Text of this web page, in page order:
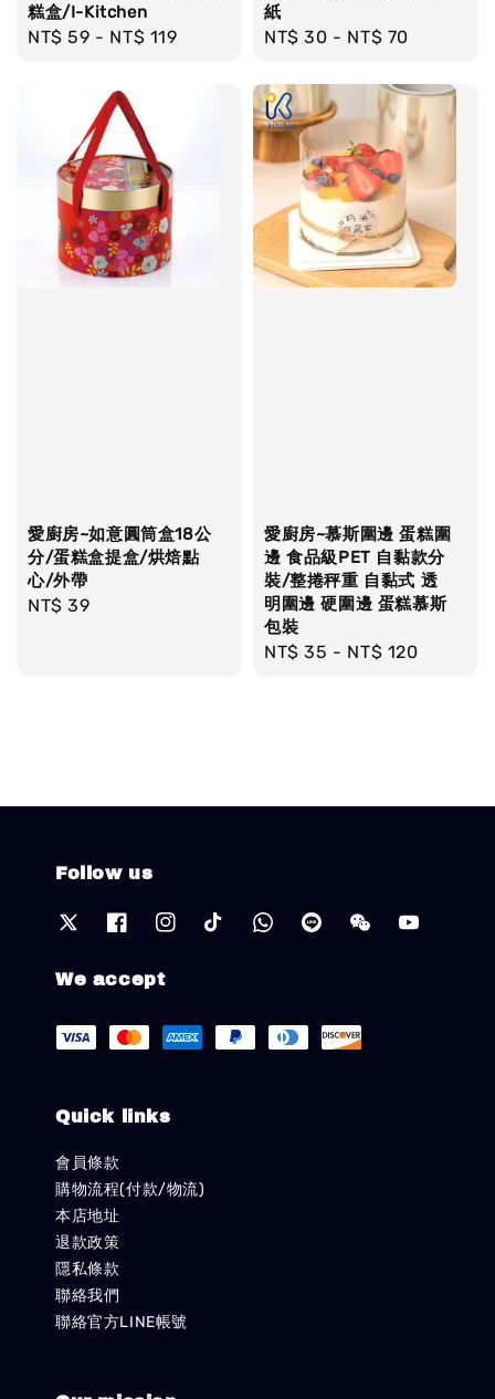
糕盒/I-Kitchen
Regular
NT$ 59 - NT$ 119
紙
Regular
NT$ 30 - NT$ 70
愛廚房~如意圓筒盒18公
分/蛋糕盒提盒/烘焙點
心/外帶
Regular
NT$ 39
愛廚房~慕斯圍邊 蛋糕圍
邊 食品級PET 自黏款分
裝/整捲秤重 自黏式 透
明圍邊 硬圍邊 蛋糕慕斯
包裝
Regular
NT$ 35 - NT$ 120
Follow us
We accept
Quick links
會員條款
購物流程(付款/物流)
本店地址
退款政策
隱私條款
聯絡我們
聯絡官方LINE帳號